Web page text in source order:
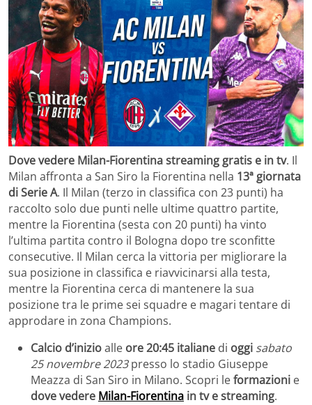
Dove vedere Milan-Fiorentina streaming gratis e in tv. Il
Milan affronta a San Siro la Fiorentina nella 13ª giornata
di Serie A. Il Milan (terzo in classifica con 23 punti) ha
raccolto solo due punti nelle ultime quattro partite,
mentre la Fiorentina (sesta con 20 punti) ha vinto
l’ultima partita contro il Bologna dopo tre sconfitte
consecutive. Il Milan cerca la vittoria per migliorare la
sua posizione in classifica e riavvicinarsi alla testa,
mentre la Fiorentina cerca di mantenere la sua
posizione tra le prime sei squadre e magari tentare di
approdare in zona Champions.
Calcio d’inizioalle ore 20:45 italiane di oggi sabato
25 novembre 2023presso lo stadio Giuseppe
Meazza di San Siro in Milano. Scopri leformazioni e
dove vedere Milan-Fiorentina in tv e streaming.